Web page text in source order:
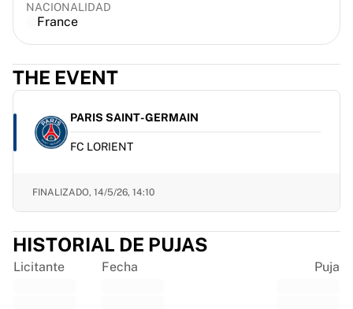
Team Jayco AlUla
Ver todo el ciclismo
France Rugby
Gloucester Rugby
ASM Clermont Auvergne
Harlequins
West Indies
Críquet de Irlanda
NACIONALIDAD
France
THE EVENT
PARIS SAINT-GERMAIN
FC LORIENT
FINALIZADO, 14/5/26, 14:10
HISTORIAL DE PUJAS
Licitante Fecha Puja